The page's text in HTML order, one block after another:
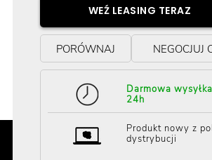
WEŹ LEASING TERAZ
PORÓWNAJ NEGOCJUJ
Darmowa wysyłka
24h
Produkt nowy z
dystrybucji